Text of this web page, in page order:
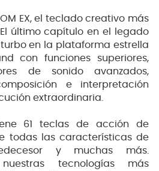
EX, el teclado creativo más
último capítulo en el legado
turbo en la plataforma estrella
con funciones superiores,
de sonido avanzados,
e interpretación
extraordinaria.
61 teclas de acción de
todas las características de
y muchas más.
tecnologías más